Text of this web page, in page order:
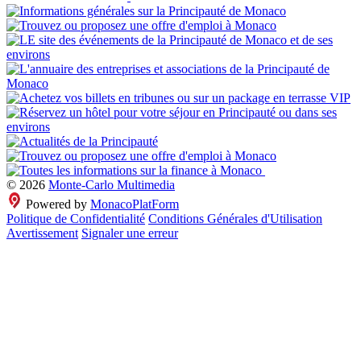
© 2026 Monte-Carlo Multimedia
Powered by MonacoPlatForm
Politique de Confidentialité Conditions Générales d'Utilisation
Avertissement Signaler une erreur